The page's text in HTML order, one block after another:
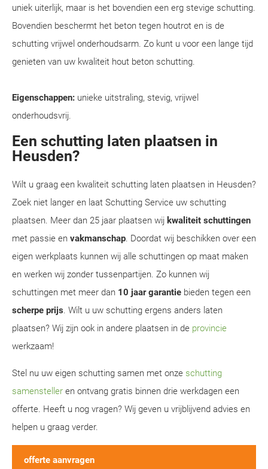
uniek uiterlijk, maar is het bovendien een erg stevige schutting.
Bovendien beschermt het beton tegen houtrot en is de
schutting vrijwel onderhoudsarm. Zo kunt u voor een lange tijd
genieten van uw kwaliteit hout beton schutting.
Eigenschappen: unieke uitstraling, stevig, vrijwel
onderhoudsvrij.
Een schutting laten plaatsen in
Heusden?
Wilt u graag een kwaliteit schutting laten plaatsen in Heusden?
Zoek niet langer en laat Schutting Service uw schutting
plaatsen. Meer dan 25 jaar plaatsen wij kwaliteit schuttingen
met passie en vakmanschap. Doordat wij beschikken over een
eigen werkplaats kunnen wij alle schuttingen op maat maken
en werken wij zonder tussenpartijen. Zo kunnen wij
schuttingen met meer dan 10 jaar garantie bieden tegen een
scherpe prijs. Wilt u uw schutting ergens anders laten
plaatsen? Wij zijn ook in andere plaatsen in de provincie
werkzaam!
Stel nu uw eigen schutting samen met onze schutting
samensteller en ontvang gratis binnen drie werkdagen een
offerte. Heeft u nog vragen? Wij geven u vrijblijvend advies en
helpen u graag verder.
offerte aanvragen